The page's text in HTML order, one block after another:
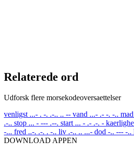
Relaterede ord
Udforsk flere morsekodeoversaettelser
venligst ...- . -. .-.. .. -- vand ...- .- -. -.. mad
.-.. stop ... - --- .--. start ... - .- .-. -
-... fred ..-. .-. . -.. liv .-.. .. ...- dod -.. --- -..
DOWNLOAD APPEN